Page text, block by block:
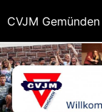
CVJM Gemünden